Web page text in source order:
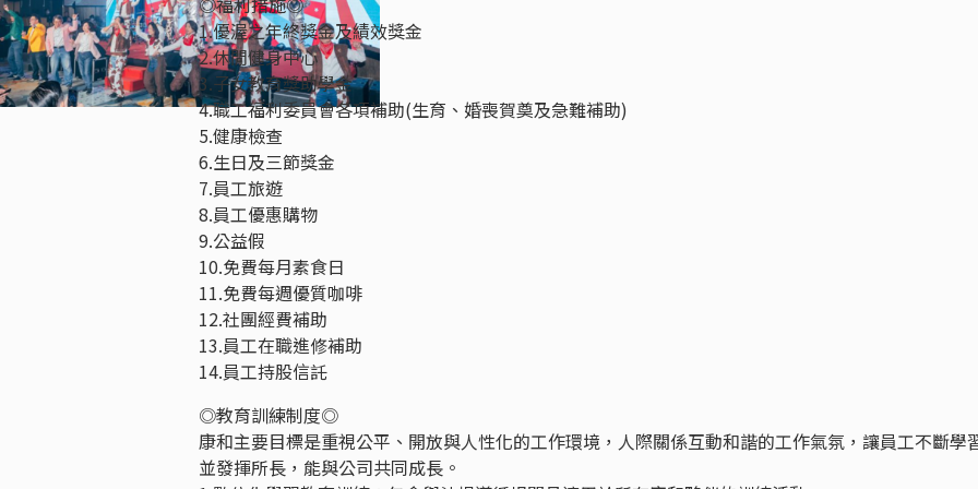
1.優渥之年終獎金及績效獎金
2.休閒健身中心
3.子女教育獎助學金
4.職工福利委員會各項補助(生育、婚喪賀奠及急難補助)
5.健康檢查
6.生日及三節獎金
7.員工旅遊
8.員工優惠購物
9.公益假
10.免費每月素食日
11.免費每週優質咖啡
12.社團經費補助
13.員工在職進修補助
14.員工持股信託
◎教育訓練制度◎
康和主要目標是重視公平、開放與人性化的工作環境，人際關係互動和諧的工作氣氛，讓員工不斷學
並發揮所長，能與公司共同成長。